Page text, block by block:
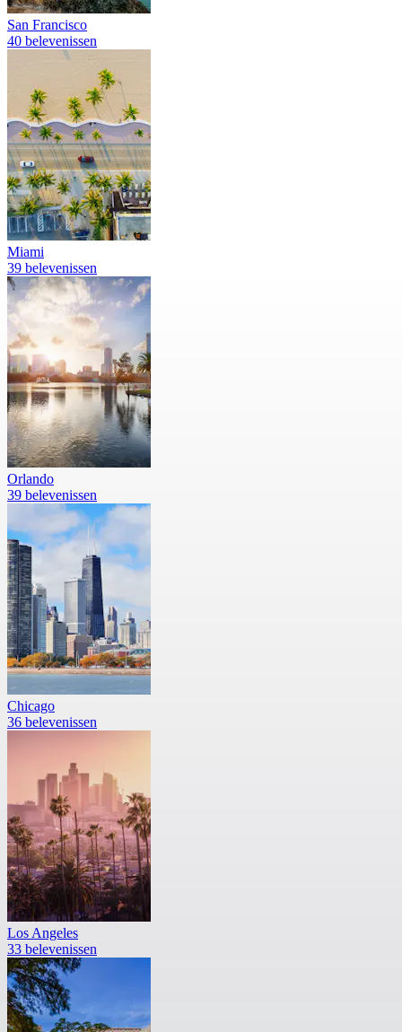
San Francisco
40 belevenissen
Miami
39 belevenissen
Orlando
39 belevenissen
Chicago
36 belevenissen
Los Angeles
33 belevenissen